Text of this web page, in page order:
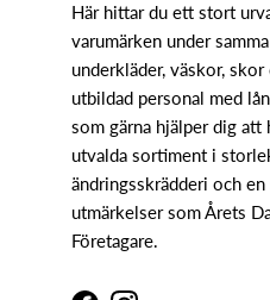
Här hittar du ett stort
varumärken under
underkläder, väskor,
utbildad personal med
som gärna hjälper dig
utvalda sortiment i
ändringsskrädderi och
utmärkelser som Årets
Företagare.